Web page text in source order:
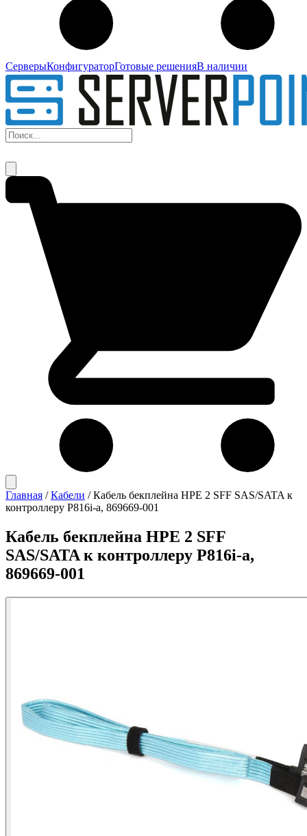
СерверыКонфигураторГотовые решенияВ наличии
Главная / Кабели / Кабель бекплейна HPE 2 SFF SAS/SATA к
контроллеру P816i-a, 869669-001
Кабель бекплейна HPE 2 SFF
SAS/SATA к контроллеру P816i-a,
869669-001